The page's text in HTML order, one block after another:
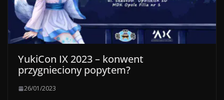
YukiCon IX 2023 – konwent
przygnieciony popytem?
26/01/2023